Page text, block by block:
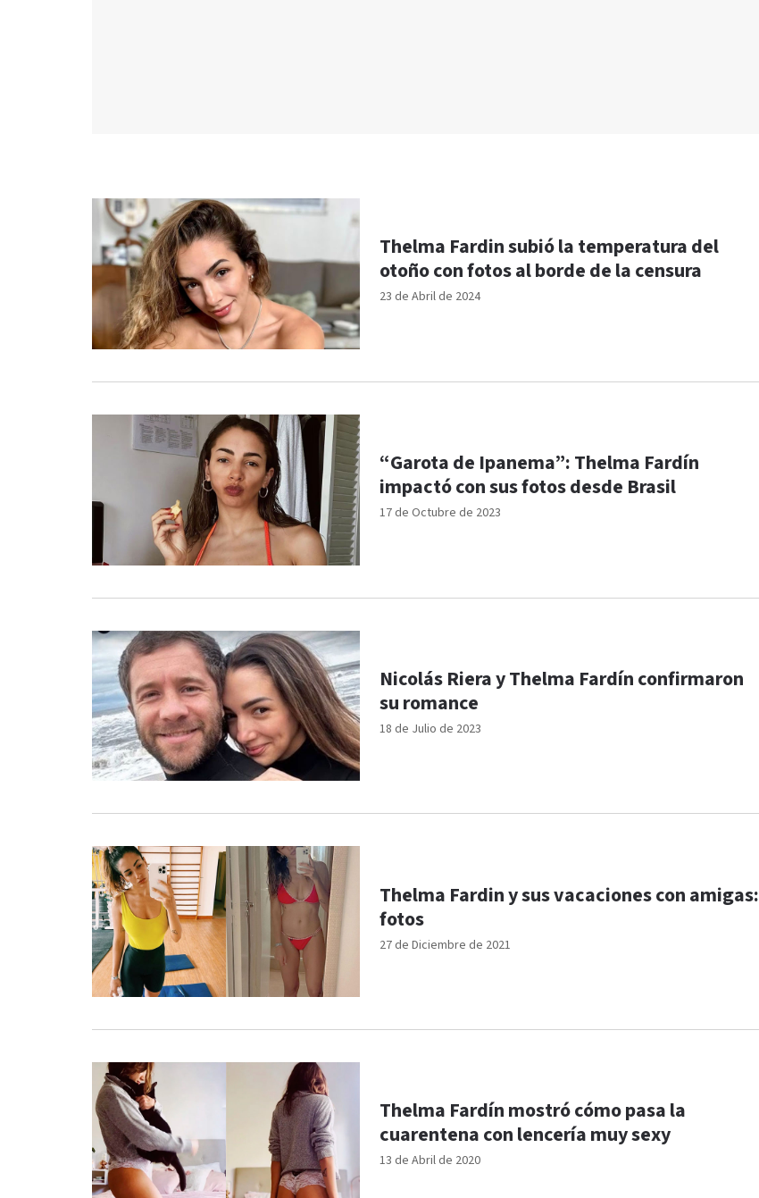
23 de Abril de 2024
Thelma Fardin subió la temperatura del
otoño con fotos al borde de la censura
17 de Octubre de 2023
“Garota de Ipanema”: Thelma Fardín
impactó con sus fotos desde Brasil
18 de Julio de 2023
Nicolás Riera y Thelma Fardín confirmaron
su romance
27 de Diciembre de 2021
Thelma Fardin y sus vacaciones con amigas:
fotos
13 de Abril de 2020
Thelma Fardín mostró cómo pasa la
cuarentena con lencería muy sexy